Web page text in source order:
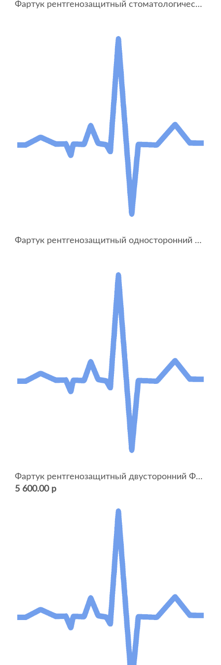
Фартук рентгенозащитный стоматологический ФРЗС-1
Фартук рентгенозащитный односторонний ФРЗОт-С
Фартук рентгенозащитный двусторонний ФРЗД
5 600.00 р